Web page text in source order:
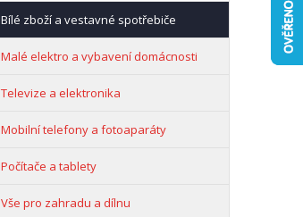
Bílé zboží a vestavné spotřebiče
Malé elektro a vybavení domácnosti
Televize a elektronika
Mobilní telefony a fotoaparáty
Počítače a tablety
Vše pro zahradu a dílnu